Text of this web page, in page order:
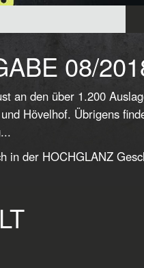
08/
an den über 1.200
Hövelhof. Übrigens
in der HOCHGLANZ